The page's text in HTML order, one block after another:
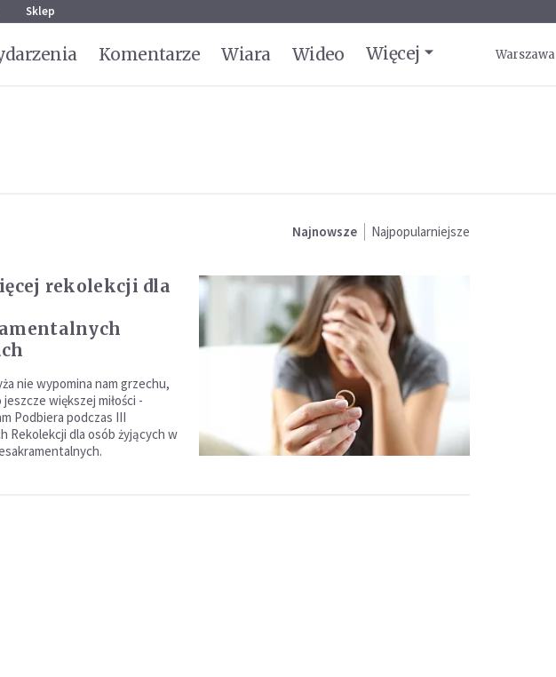
Sklep
Komentarze Wiara Wideo Więcej Warszawa
Najnowsze Najpopularniejsze
rekolekcji dla
nie wypomina nam grzechu,
większej miłości -
Podbiera podczas III
Rekolekcji dla osób żyjących w